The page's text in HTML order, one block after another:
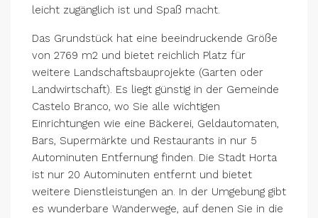
leicht zugänglich ist und Spaß macht.
Das Grundstück hat eine beeindruckende Größe
von 2769 m2 und bietet reichlich Platz für
weitere Landschaftsbauprojekte (Garten oder
Landwirtschaft). Es liegt günstig in der Gemeinde
Castelo Branco, wo Sie alle wichtigen
Einrichtungen wie eine Bäckerei, Geldautomaten,
Bars, Supermärkte und Restaurants in nur 5
Autominuten Entfernung finden. Die Stadt Horta
ist nur 20 Autominuten entfernt und bietet
weitere Dienstleistungen an. In der Umgebung gibt
es wunderbare Wanderwege, auf denen Sie in die